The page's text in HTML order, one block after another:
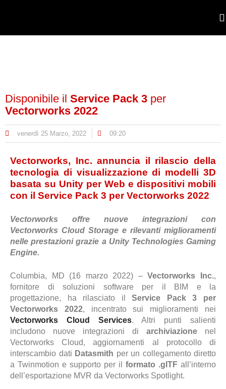
Disponibile il Service Pack 3 per
Vectorworks 2022
venerdì 25 Marzo, 2022 09:20
Vectorworks, Inc. annuncia il rilascio della
tecnologia di visualizzazione di modelli 3D
basata su Unity per Web e dispositivi mobili
con il Service Pack 3 per Vectorworks 2022
Vectorworks offre nuove integrazioni con
Vectorworks Cloud Storage e rilevanti miglioramenti
nelle prestazioni grazie a Unity Technologies Gaming
Engine.
Columbia, MD (16 marzo 2022) –Vectorworks Inc.,
fornitore di soluzioni software per il BIM e la
progettazione, ha rilasciato ilService Pack 3 per
Vectorworks 2022, incentrato sui miglioramenti nei
Vectorworks Cloud Services. Altri punti salienti
includono nuove integrazioni di archiviazione nel
Vectorworks Cloud, aggiornamenti al protocollo di
interscambio dati Datasmith per un collegamento diretto
a Twinmotion e supporto per il formato .glTF all’interno
dell’esportazione MVR da Vectorworks Spotlight.